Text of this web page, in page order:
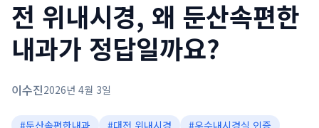
전 위내시경, 왜 둔산속편한
내과가 정답일까요?
이수진2026년 4월 3일
#둔산속편한내과 #대전 위내시경 #우수내시경실 인증